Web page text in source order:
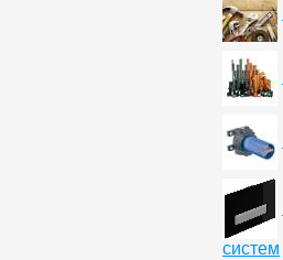
систем